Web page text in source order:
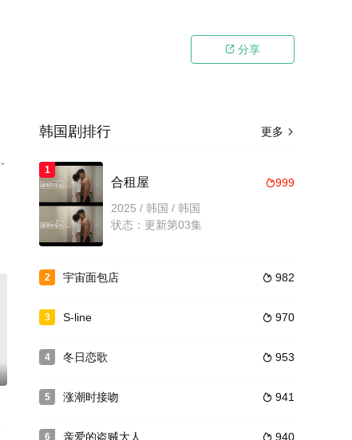
 分享
后濒临灭
猜的玩伴朱浣（盛骏 饰）再度见到申珠妍
丹尼尔
更多 
韩国剧排行
1
999
合租屋
2025 / 韩国 / 韩国
状态：更新第03集
2  982
宇宙面包店
3  970
S-line
4  953
冬日恋歌
5  941
涨潮时接吻
6  940
亲爱的盗贼大人